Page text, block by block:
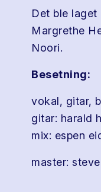
Det ble
Margrethe
Noori.
Besetning:
vokal, gitar,
gitar: harald
mix: espen
master: